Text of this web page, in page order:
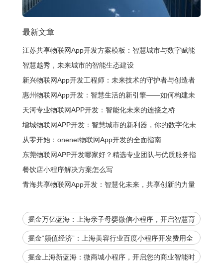
最新文章
江苏共享物联网App开发方案模板：智慧城市与数字赋能
的全新生态
智慧越秀，未来城市的智能生态建设
新兴物联网App开发工程师：未来技术的守护者与创造者
惠州物联网App开发：智慧生活的新引擎——如何构建未
来的数字化生态
天河专业物联网APP开发：智能化未来的连接之桥
增城物联网APP开发：智慧城市的新利器，你的数字化未
来开始在这里
从零开始：onenet物联网App开发的全面指南
东莞物联网APP开发哪家好？精选专业团队与优质服务指
南
餐饮店小程序解决方案怎么写
青海共享物联网App开发：智慧化未来，共享创新的力量
掘金万亿蓝海：上海亲子母婴微信小程序，开启智慧育
儿新时代！
掘金“颜值经济”：上海美容行业百度小程序开发费用全
解析，助您抢占数字先机！
掘金上海新蓝海：微商城小程序，开启您的商业智能时